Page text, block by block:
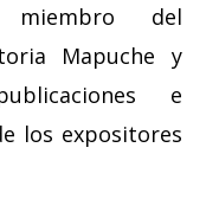
miembro del
Mapuche y
e
los expositores